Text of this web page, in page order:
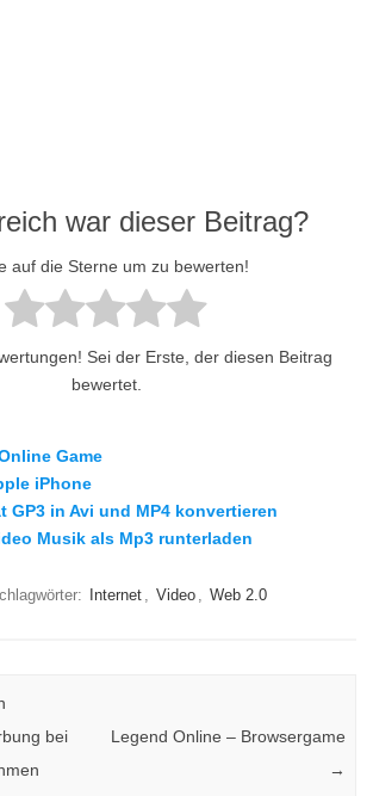
war dieser Beitrag?
auf die Sterne um zu bewerten!
Sei der Erste, der diesen Beitrag
bewertet.
Game
iPhone
GP3 in Avi und MP4 konvertieren
Musik als Mp3 runterladen
Internet , Video , Web 2.0
bei
Legend Online – Browsergame
→